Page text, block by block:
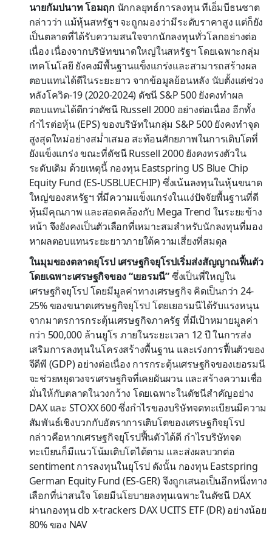
นายกัมปนาท โอมฤกนักกลยุทธ์การลงทุน ทีเอ็มบีธนชาต
กล่าวว่า แม้หุ้นสหรัฐฯ จะถูกมองว่ามีระดับราคาสูง แต่ก็ยัง
เป็นตลาดที่ได้รับความสนใจจากนักลงทุนทั่วโลกอย่างต่อ
เนื่อง เนื่องจากบริษัทขนาดใหญ่ในสหรัฐฯ โดยเฉพาะกลุ่ม
เทคโนโลยี ยังคงมีพื้นฐานแข็งแกร่งและสามารถสร้างผล
ตอบแทนได้ดีในระยะยาว จากข้อมูลย้อนหลัง นับตั้งแต่ช่วง
หลังโควิด-19 (2020-2024) ดัชนี S&P 500 ยังคงทำผล
ตอบแทนได้ดีกว่าดัชนี Russell 2000 อย่างต่อเนื่อง อีกทั้ง
กำไรต่อหุ้น (EPS) ของบริษัทในกลุ่ม S&P 500 ยังคงทำจุด
สูงสุดใหม่อย่างสม่ำเสมอ สะท้อนศักยภาพในการเติบโตที่
ยังแข็งแกร่ง ขณะที่ดัชนี Russell 2000 ยังคงทรงตัวใน
ระดับเดิม ด้วยเหตุนี้ กองทุน Eastspring US Blue Chip
Equity Fund (ES-USBLUECHIP) ซึ่งเน้นลงทุนในหุ้นขนาด
ใหญ่ของสหรัฐฯ ที่มีความแข็งแกร่งในแง่ปัจจัยพื้นฐานที่ดี
หุ้นมีคุณภาพ และสอดคล้องกับ Mega Trend ในระยะข้าง
หน้า จึงยังคงเป็นตัวเลือกที่เหมาะสมสำหรับนักลงทุนที่มอง
หาผลตอบแทนระยะยาวภายใต้ความเสี่ยงที่สมดุล
ในมุมของตลาดยุโรป เศรษฐกิจยุโรปเริ่มส่งสัญญาณฟื้นตัว
โดยเฉพาะเศรษฐกิจของ “เยอรมนี”ซึ่งเป็นพี่ใหญ่ใน
เศรษฐกิจยุโรป โดยมีมูลค่าทางเศรษฐกิจ คิดเป็นกว่า 24-
25% ของขนาดเศรษฐกิจยุโรป โดยเยอรมนีได้รับแรงหนุน
จากมาตรการกระตุ้นเศรษฐกิจภาครัฐ ที่มีเป้าหมายมูลค่า
กว่า 500,000 ล้านยูโร ภายในระยะเวลา 12 ปี ในการส่ง
เสริมการลงทุนในโครงสร้างพื้นฐาน และเร่งการฟื้นตัวของ
จีดีพี (GDP) อย่างต่อเนื่อง การกระตุ้นเศรษฐกิจของเยอรมนี
จะช่วยหยุดวงจรเศรษฐกิจที่เคยผันผวน และสร้างความเชื่อ
มั่นให้กับตลาดในวงกว้าง โดยเฉพาะในดัชนีสำคัญอย่าง
DAX และ STOXX 600 ซึ่งกำไรของบริษัทจดทะเบียนมีความ
สัมพันธ์เชิงบวกกับอัตราการเติบโตของเศรษฐกิจยุโรป
กล่าวคือหากเศรษฐกิจยุโรปฟื้นตัวได้ดี กำไรบริษัทจด
ทะเบียนก็มีแนวโน้มเติบโตได้ตาม และส่งผลบวกต่อ
sentiment การลงทุนในยุโรป ดังนั้น กองทุน Eastspring
German Equity Fund (ES-GER) จึงถูกเสนอเป็นอีกหนึ่งทาง
เลือกที่น่าสนใจ โดยมีนโยบายลงทุนเฉพาะในดัชนี DAX
ผ่านกองทุน db x-trackers DAX UCITS ETF (DR) อย่างน้อย
80% ของ NAV